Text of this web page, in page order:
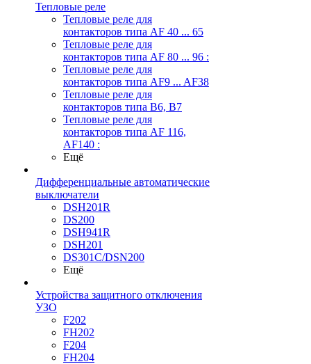
Тепловые реле
Тепловые реле для
контакторов типа AF 40 ... 65
Тепловые реле для
контакторов типа AF 80 ... 96 :
Тепловые реле для
контакторов типа AF9 ... AF38
Тепловые реле для
контакторов типа В6, В7
Тепловые реле для
контакторов типа AF 116,
AF140 :
Ещё
Дифференциальные автоматические
выключатели
DSH201R
DS200
DSH941R
DSH201
DS301C/DSN200
Ещё
Устройства защитного отключения
УЗО
F202
FH202
F204
FH204